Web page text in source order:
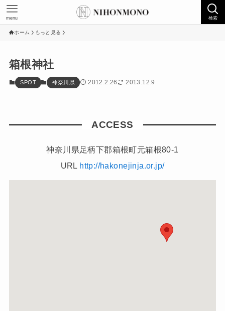
検索
menu
ホーム もっと見る
箱根神社
SPOT 神奈川県 2012.2.26 2013.12.9
ACCESS
神奈川県足柄下郡箱根町元箱根80-1
URL http://hakonejinja.or.jp/